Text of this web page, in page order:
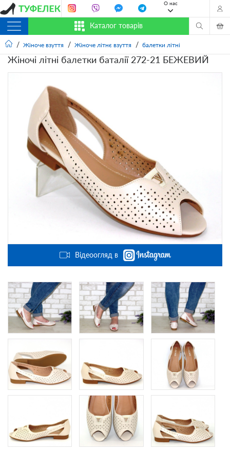
О нас
Каталог товарів
Жіноче взуття Жіноче літнє взуття балетки літні
Жіночі літні балетки баталії 272-21 БЕЖЕВИЙ
Відеоогляд в